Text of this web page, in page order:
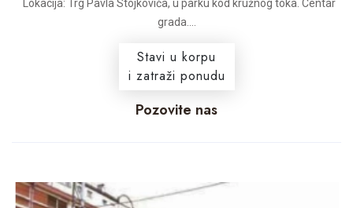
Lokacija: Trg Pavla Stojkovića, u parku kod kružnog toka. Centar
grada....
Stavi u korpu
i zatraži ponudu
Pozovite nas